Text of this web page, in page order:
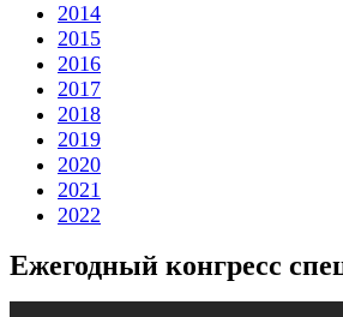
2014
2015
2016
2017
2018
2019
2020
2021
2022
Ежегодный конгресс